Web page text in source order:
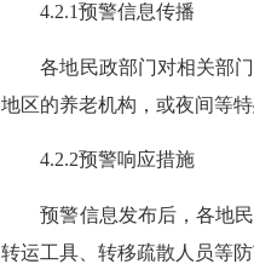
4.2.1预警信息传播
各地民政部门对相关部门
地区的养老机构，或夜间等
4.2.2预警响应措施
预警信息发布后，各地民
转运工具、转移疏散人员等